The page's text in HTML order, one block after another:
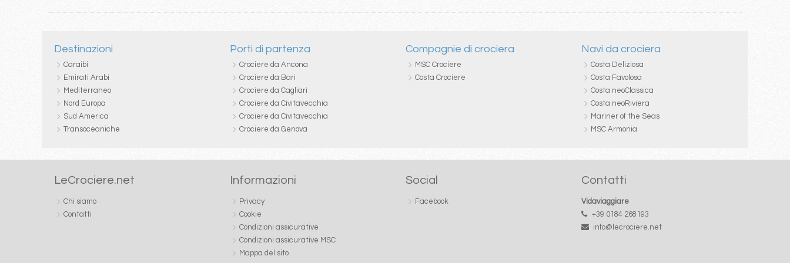
Destinazioni
Caraibi
Emirati Arabi
Mediterraneo
Nord Europa
Sud America
Transoceaniche
Porti di partenza
Crociere da Ancona
Crociere da Bari
Crociere da Cagliari
Crociere da Civitavecchia
Crociere da Civitavecchia
Crociere da Genova
Compagnie di crociera
MSC Crociere
Costa Crociere
Navi da crociera
Costa Deliziosa
Costa Favolosa
Costa neoClassica
Costa neoRiviera
Mariner of the Seas
MSC Armonia
LeCrociere.net
Chi siamo
Contatti
Informazioni
Privacy
Cookie
Condizioni assicurative
Condizioni assicurative MSC
Mappa del sito
Social
Facebook
Contatti
Vidaviaggiare
+39 0184 268193
info@lecrociere.net